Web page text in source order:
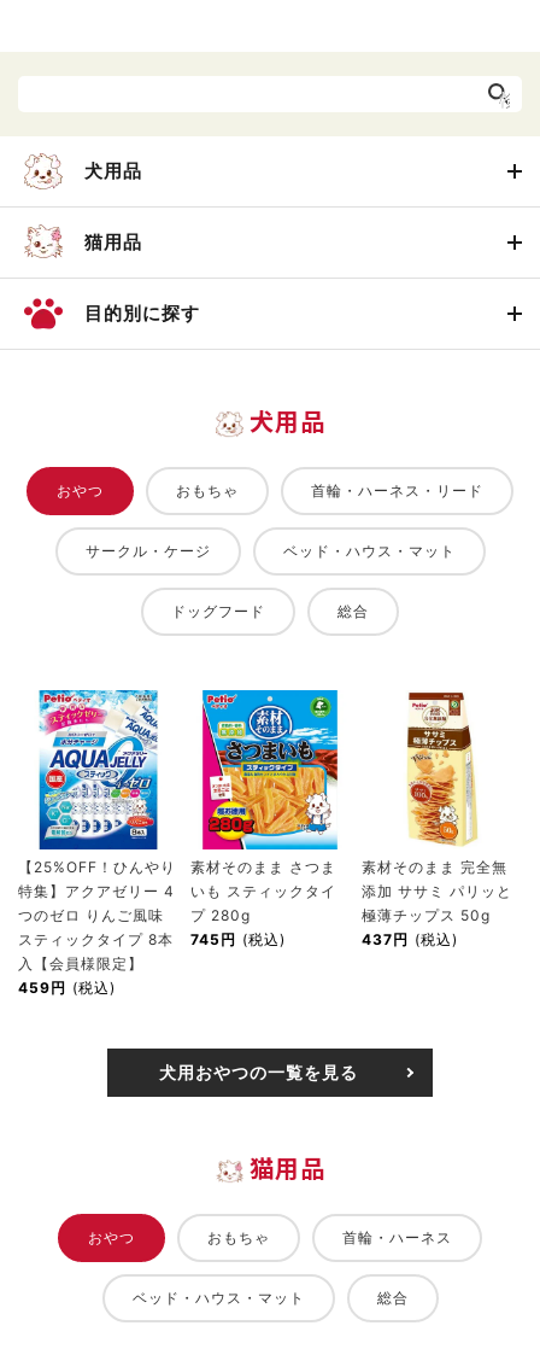
犬用品
猫用品
目的別に探す
犬用品
おやつ おもちゃ 首輪・ハーネス・リード
サークル・ケージ ベッド・ハウス・マット
ドッグフード 総合
【25%OFF！ひんやり
特集】アクアゼリー 4
つのゼロ りんご風味
スティックタイプ 8本
入【会員様限定】
459円 (税込)
素材そのまま さつま
いも スティックタイ
プ 280g
745円 (税込)
素材そのまま 完全無
添加 ササミ パリッと
極薄チップス 50g
437円 (税込)
犬用おやつの一覧を見る
猫用品
おやつ おもちゃ 首輪・ハーネス
ベッド・ハウス・マット 総合